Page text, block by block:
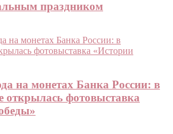
праздником
на монетах Банка России: в
фотовыставка